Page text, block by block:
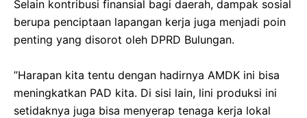
‎​Selain kontribusi finansial bagi daerah, dampak sosial
berupa penciptaan lapangan kerja juga menjadi poin
penting yang disorot oleh DPRD Bulungan.
‎​”Harapan kita tentu dengan hadirnya AMDK ini bisa
meningkatkan PAD kita. Di sisi lain, lini produksi ini
setidaknya juga bisa menyerap tenaga kerja lokal